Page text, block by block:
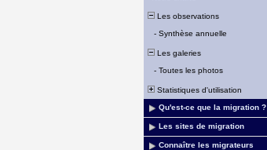
Les observations
- Synthèse annuelle
Les galeries
- Toutes les photos
Statistiques d'utilisation
Qu'est-ce que la migration ?
Les sites de migration
Connaître les migrateurs